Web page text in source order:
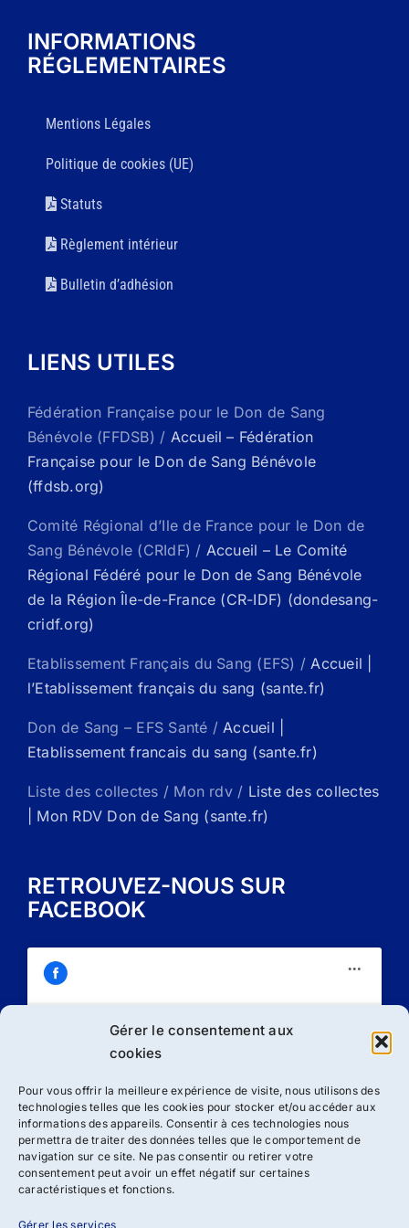
Gérer le consentement aux
cookies
Pour vous offrir la meilleure expérience de visite, nous utilisons des
technologies telles que les cookies pour stocker et/ou accéder aux
informations des appareils. Consentir à ces technologies nous
permettra de traiter des données telles que le comportement de
navigation sur ce site. Ne pas consentir ou retirer votre
consentement peut avoir un effet négatif sur certaines
caractéristiques et fonctions.
Gérer les services
INFORMATIONS
RÉGLEMENTAIRES
Mentions Légales
Politique de cookies (UE)
Statuts
Règlement intérieur
Bulletin d’adhésion
LIENS UTILES
Fédération Française pour le Don de Sang
Bénévole (FFDSB) / Accueil – Fédération
Française pour le Don de Sang Bénévole
(ffdsb.org)
Comité Régional d’Ile de France pour le Don de
Sang Bénévole (CRIdF) / Accueil – Le Comité
Régional Fédéré pour le Don de Sang Bénévole
de la Région Île-de-France (CR-IDF) (dondesang-
cridf.org)
Etablissement Français du Sang (EFS) /Accueil |
l’Etablissement français du sang (sante.fr)
Don de Sang – EFS Santé /Accueil |
Etablissement francais du sang (sante.fr)
Liste des collectes / Mon rdv / Liste des collectes
| Mon RDV Don de Sang (sante.fr)
RETROUVEZ-NOUS SUR
FACEBOOK
Cliquez sur « J’accepte » pour activer
J’accepte